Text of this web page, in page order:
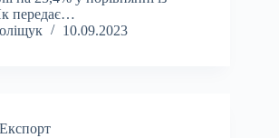
передає…
10.09.2023